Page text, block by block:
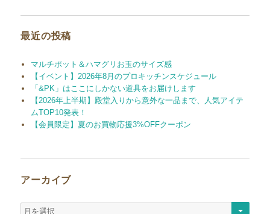
最近の投稿
マルチポット＆ハマグリお玉のサイズ感
【イベント】2026年8月のプロキッチンスケジュール
「&PK」はここにしかない道具をお届けします
【2026年上半期】殿堂入りから意外な一品まで、人気アイテ
ムTOP10発表！
【会員限定】夏のお買物応援3%OFFクーポン
アーカイブ
ア